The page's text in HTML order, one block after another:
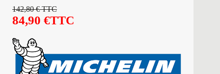
142,80€TTC
84,90 €TTC